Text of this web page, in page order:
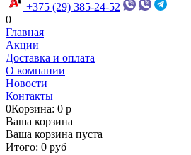
+375 (29) 385-24-52
0
Главная
Акции
Доставка и оплата
О компании
Новости
Контакты
0Корзина: 0 р
Ваша корзина
Ваша корзина пуста
Итого: 0 руб